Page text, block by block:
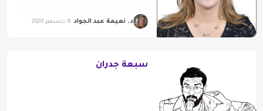
د. نعيمة عبد الجواد 8 ديسمبر 2020
سبعة جدران